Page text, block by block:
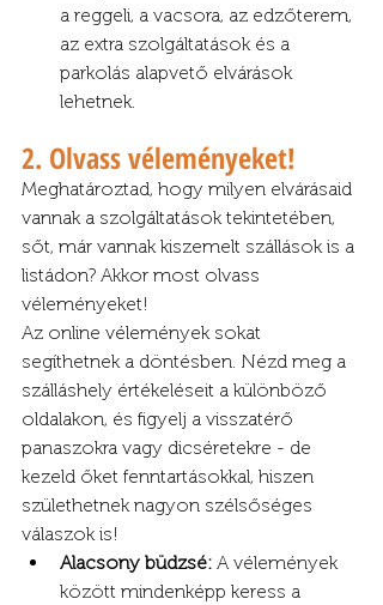
a reggeli, a vacsora, az edzőterem,
az extra szolgáltatások és a
parkolás alapvető elvárások
lehetnek.
2. Olvass véleményeket!
Meghatároztad, hogy milyen elvárásaid
vannak a szolgáltatások tekintetében,
sőt, már vannak kiszemelt szállások is a
listádon? Akkor most olvass
véleményeket!
Az online vélemények sokat
segíthetnek a döntésben. Nézd meg a
szálláshely értékeléseit a különböző
oldalakon, és figyelj a visszatérő
panaszokra vagy dicséretekre - de
kezeld őket fenntartásokkal, hiszen
születhetnek nagyon szélsőséges
válaszok is!
Alacsony büdzsé: A vélemények
között mindenképp keress a